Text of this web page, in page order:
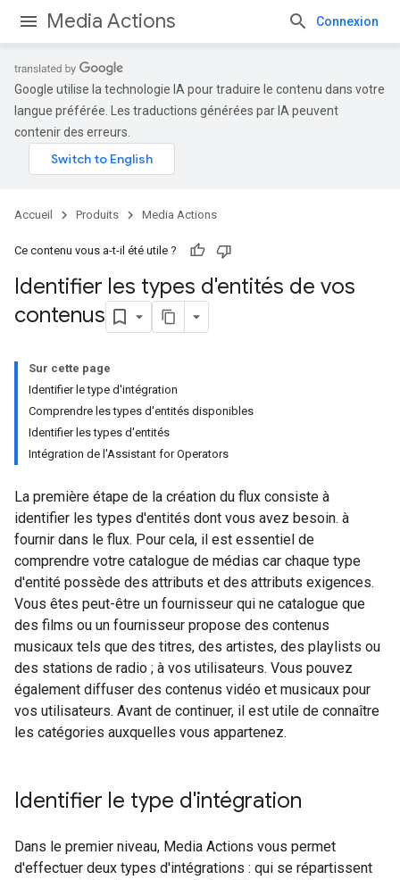
Media Actions Connexion
Google utilise la technologie IA pour traduire le contenu dans votre
langue préférée. Les traductions générées par IA peuvent
contenir des erreurs.
Accueil Produits Media Actions
Ce contenu vous a-t-il été utile ?
Identifier les types d'entités de vos
contenus
Sur cette page
Identifier le type d'intégration
Comprendre les types d'entités disponibles
Identifier les types d'entités
Intégration de l'Assistant for Operators
La première étape de la création du flux consiste à
identifier les types d'entités dont vous avez besoin. à
fournir dans le flux. Pour cela, il est essentiel de
comprendre votre catalogue de médias car chaque type
d'entité possède des attributs et des attributs exigences.
Vous êtes peut-être un fournisseur qui ne catalogue que
des films ou un fournisseur propose des contenus
musicaux tels que des titres, des artistes, des playlists ou
des stations de radio ; à vos utilisateurs. Vous pouvez
également diffuser des contenus vidéo et musicaux pour
vos utilisateurs. Avant de continuer, il est utile de connaître
les catégories auxquelles vous appartenez.
Identifier le type d'intégration
Dans le premier niveau, Media Actions vous permet
d'effectuer deux types d'intégrations : qui se répartissent